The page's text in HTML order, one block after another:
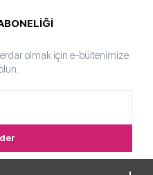
olmak için e-bültenimize